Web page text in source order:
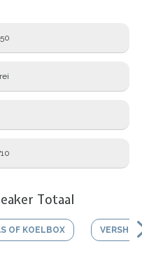
Totaal
OF KOELBOX